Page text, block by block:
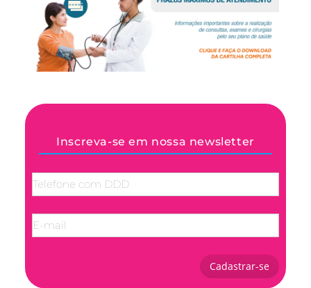
Inscreva-se em nossa newsletter
Cadastrar-se